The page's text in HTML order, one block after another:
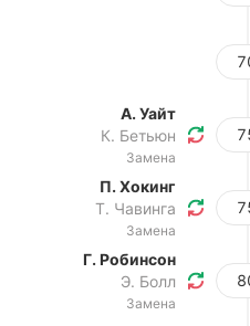
А. Уайт
К. Бетьюн
Замена
П. Хокинг
Т. Чавинга
Замена
Г. Робинсон
Э. Болл
Замена